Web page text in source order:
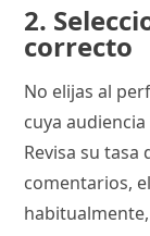
2.
correcto
No elijas al
cuya
Revisa su tasa
comentarios,